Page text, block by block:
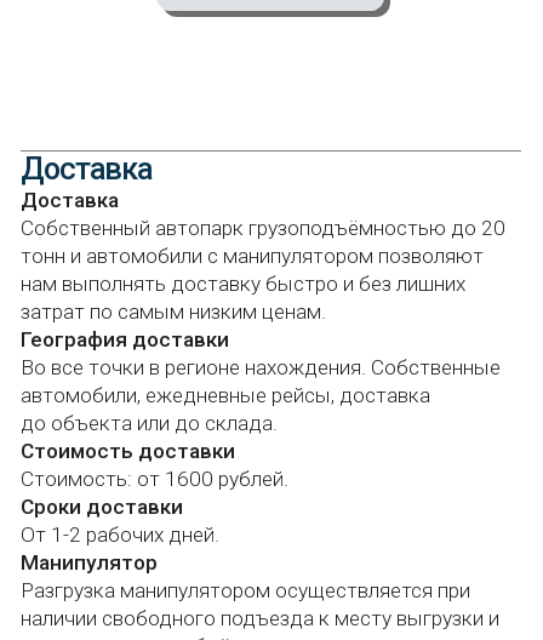
География доставки
Сроки доставки
От 1-2 рабочих дней.
Манипулятор
Разгрузка манипулятором осуществляется при
наличии свободного подъезда к месту выгрузки и
при условии, что объём и вес груза соответствуют
грузоподъёмности автомобиля.
График доставки
Мы осуществляем доставку строго по заранее
согласованному графику, чтобы вам было удобно и
всё прошло по плану. За 1,5 часа до прибытия
водитель обязательно связывается с вами для
подтверждения времени.
Гарантии
Контроль комплектации, проверка при получении
товара покупателем.
Оплата
Способы оплаты
Для юридических лиц и ИП счёт за 15 минут.
Наличный расчёт.
Каталог
Прайс
Оплата и доставка
О компании
Инструкции по
монтажу
Инструкции по выбору
материалов
Блог
Контакты
Публичная оферта
Политика
Согласие на обработку
персональных данных